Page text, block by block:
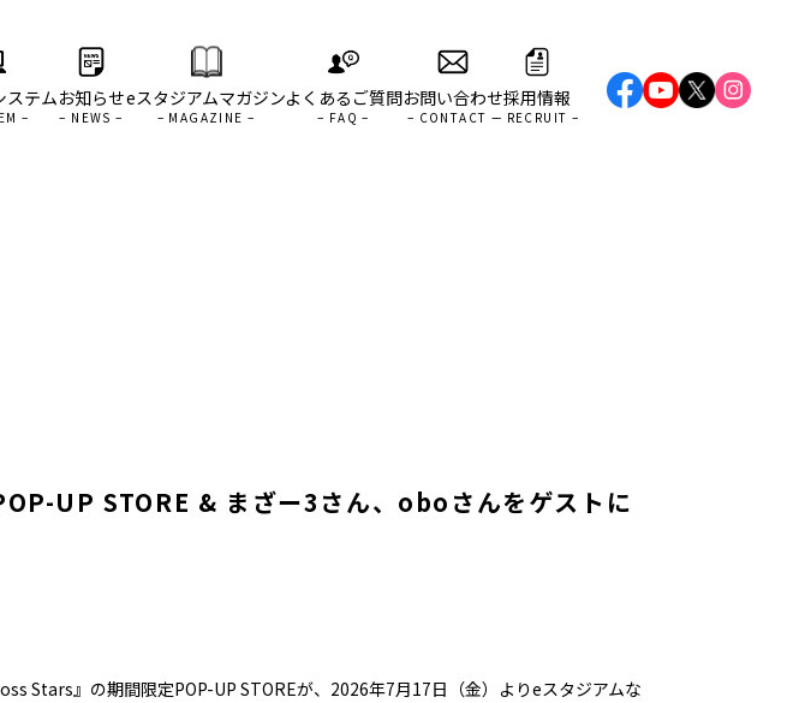
ステムお知らせeスタジアムマガジンよくあるご質問お問い合わせ採用情報
UP STORE & まざー3さん、oboさんをゲストに
Stars』の期間限定POP-UP STOREが、2026年7月17日（金）よりeスタジアムな